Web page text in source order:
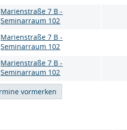
Marienstraße 7 B -
Seminarraum 102
Marienstraße 7 B -
Seminarraum 102
Marienstraße 7 B -
Seminarraum 102